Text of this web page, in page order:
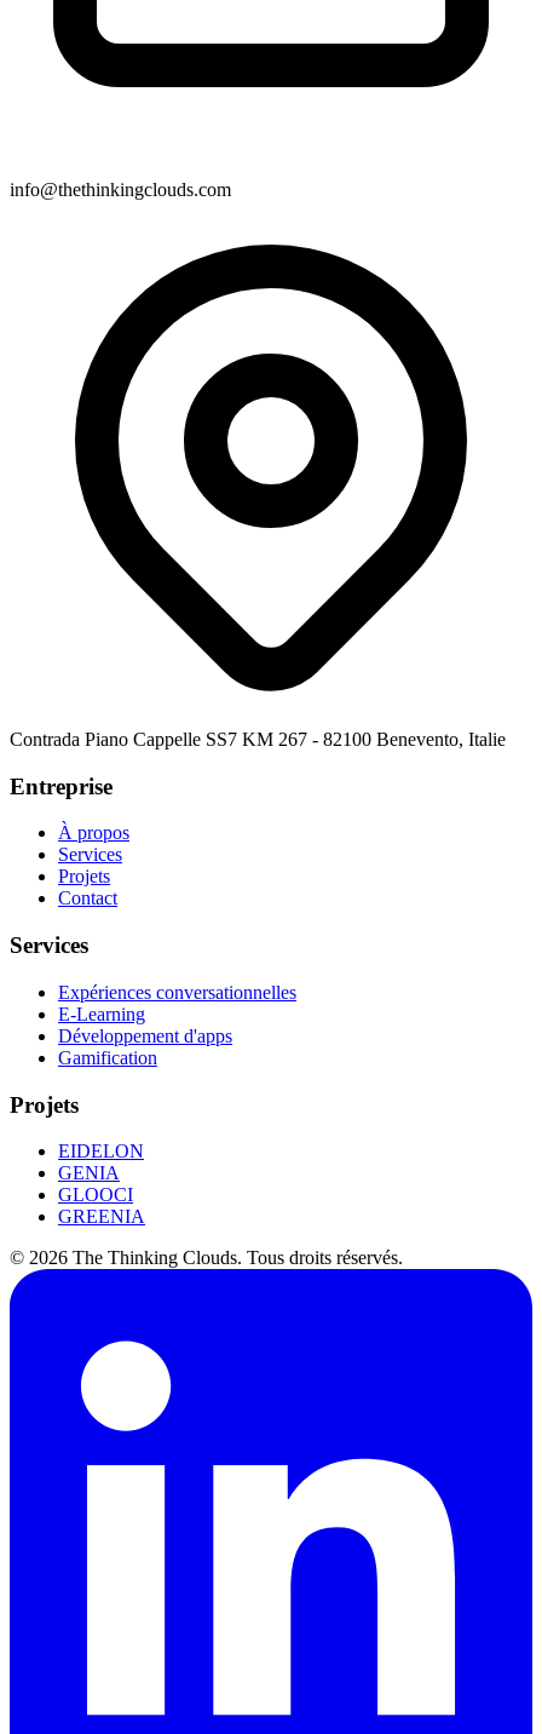
info@thethinkingclouds.com
Contrada Piano Cappelle SS7 KM 267 - 82100 Benevento, Italie
Entreprise
À propos
Services
Projets
Contact
Services
Expériences conversationnelles
E-Learning
Développement d'apps
Gamification
Projets
EIDELON
GENIA
GLOOCI
GREENIA
© 2026 The Thinking Clouds. Tous droits réservés.